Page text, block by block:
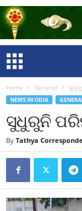
Home General
NEWS IN ODIA
ସୁଧୁରୁନି
By Tathya